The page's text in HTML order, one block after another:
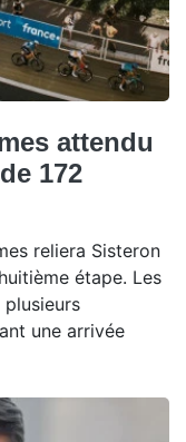
attendu
172
reliera Sisteron
étape. Les
une arrivée